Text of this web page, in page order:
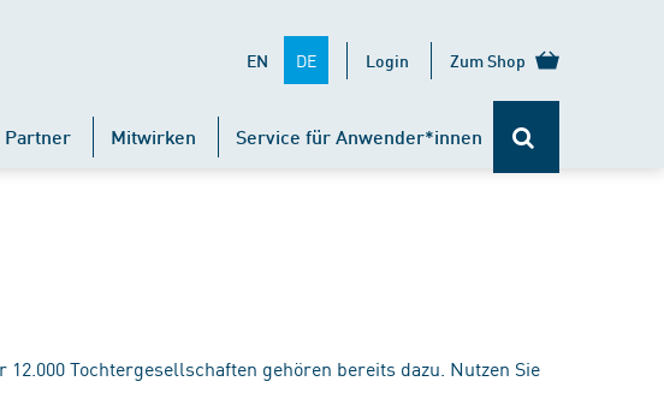
EN DE Login Zum Shop
Partner Mitwirken Service für Anwender*innen
Tochtergesellschaften gehören bereits dazu. Nutzen Sie